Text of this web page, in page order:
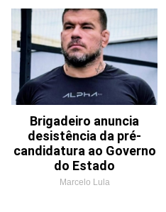
Brigadeiro anuncia
desistência da pré-
candidatura ao Governo
do Estado
Marcelo Lula